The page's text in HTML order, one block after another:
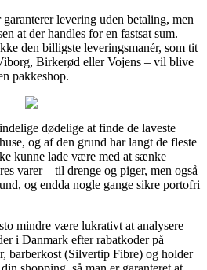
levering uden betaling, men
at der handles for en fastsat sum.
den billigste leveringsmanér, som tit
Birkerød eller Vojens – vil blive
pakkeshop.
dødelige at finde de laveste
og af den grund har langt de fleste
kunne lade være med at sænke
varer – til drenge og piger, men også
og endda nogle gange sikre portofri
mindre være lukrativt at analysere
i Danmark efter rabatkoder på
barberkost (Silvertip Fibre) og holder